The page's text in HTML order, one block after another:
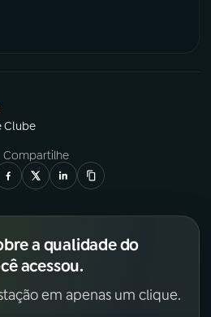
Clube
Compartilhe
a qualidade do
acessou.
em apenas um clique.